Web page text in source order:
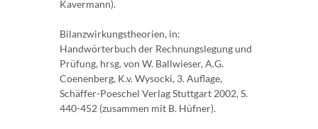
Kavermann).
Bilanzwirkungstheorien, in:
Handwörterbuch der Rechnungslegung und
Prüfung, hrsg. von W. Ballwieser, A.G.
Coenenberg, K.v. Wysocki, 3. Auflage,
Schäffer-Poeschel Verlag Stuttgart 2002, S.
440-452 (zusammen mit B. Hüfner).